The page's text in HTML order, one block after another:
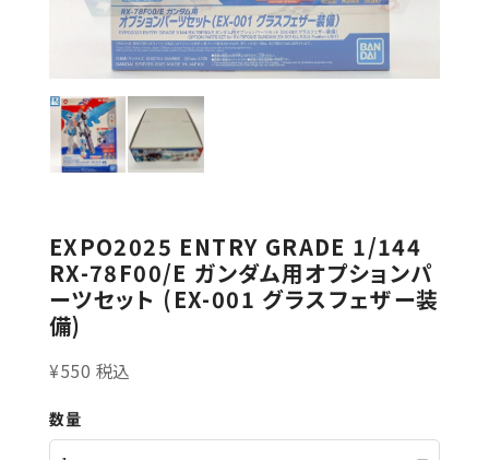
EXPO2025 ENTRY GRADE 1/144
RX-78F00/E ガンダム用オプションパ
ーツセット (EX-001 グラスフェザー装
備)
¥550 税込
数量